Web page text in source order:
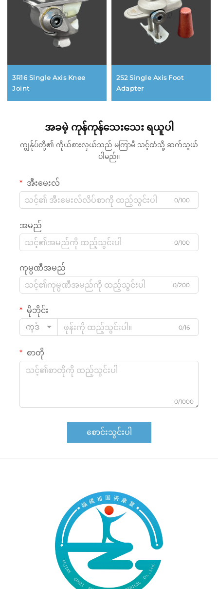
3R16 Single Axis Knee
Joint
2S2 Single Axis Foot
Adapter
အခမဲ့ ကုန်ကုန်သေးသေး ရယူပါ
ကျွန်ုပ်တို့၏ ကိုယ်စားလှယ်သည် မကြာမီ သင့်ထံသို့ ဆက်သွယ်
ပါမည်။
အီးမေးလ်
0/100
အမည်
0/100
ကုမ္ပဏီအမည်
0/200
မိုဘိုင်း
ကုဒ်
0/16
စာတို
0/1000
စောင်းသွင်းပါ